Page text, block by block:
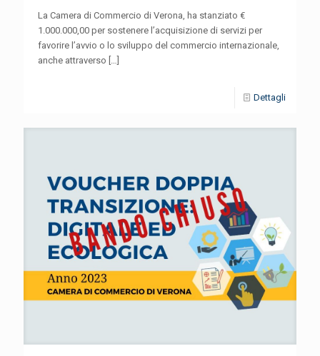
La Camera di Commercio di Verona, ha stanziato €
1.000.000,00 per sostenere l’acquisizione di servizi per
favorire l’avvio o lo sviluppo del commercio internazionale,
anche attraverso […]
Dettagli